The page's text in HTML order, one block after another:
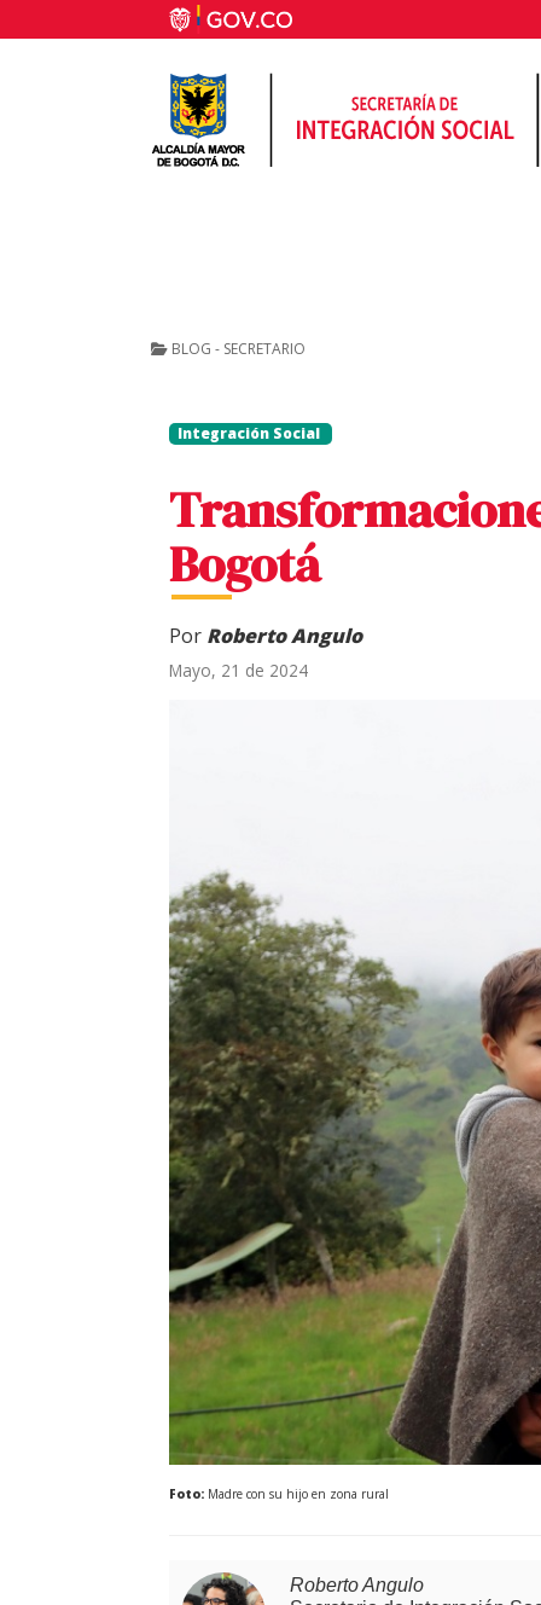
BLOG - SECRETARIO
Integración Social
Bogotá
Por Roberto Angulo
Mayo, 21 de 2024
Foto: Madre con su hijo en zona rural
Roberto Angulo